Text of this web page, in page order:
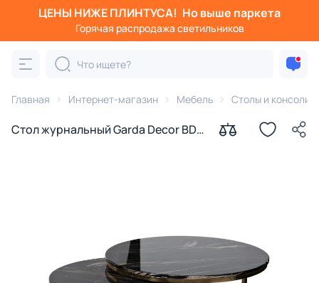
ЦЕНЫ НИЖЕ ПЛИНТУСА! Но выше паркета
Горячая распродажа светильников
Главная Интернет-магазин Мебель Столы и консоли
Стол журнальный Garda Decor BD-